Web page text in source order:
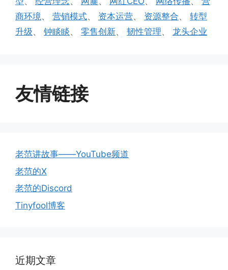
商环境、 营销模式、 资本运营、 资源整合、 转型
升级、 钟睒睒、 零售创新、 韧性管理、 龙头企业
友情链接
老范讲故事——YouTube频道
老范的X
老范的Discord
Tinyfool博客
近期文章